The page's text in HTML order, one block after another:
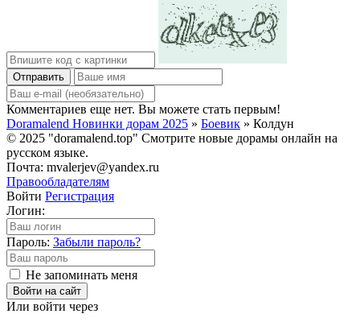
Отправить
Комментариев еще нет. Вы можете стать первым!
Doramalend Новинки дорам 2025 » Боевик » Колдун
© 2025 "doramalend.top" Смотрите новые дорамы онлайн на
русском языке.
Почта: mvalerjev@yandex.ru
Правообладателям
Войти Регистрация
Логин:
Пароль: Забыли пароль?
Не запоминать меня
Войти на сайт
Или войти через